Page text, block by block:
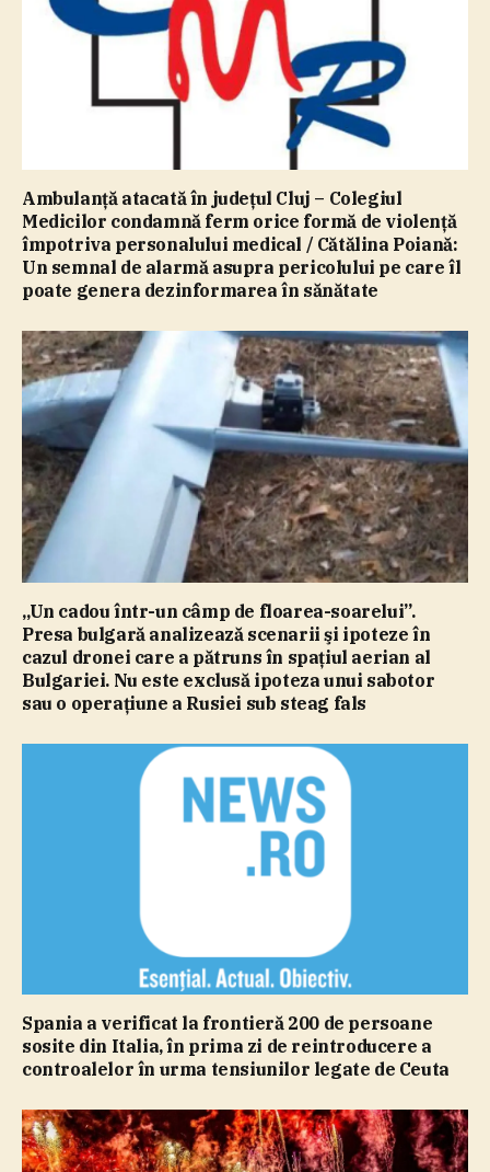
Ambulanţă atacată în judeţul Cluj – Colegiul
Medicilor condamnă ferm orice formă de violenţă
împotriva personalului medical / Cătălina Poiană:
Un semnal de alarmă asupra pericolului pe care îl
poate genera dezinformarea în sănătate
„Un cadou într-un câmp de floarea-soarelui”.
Presa bulgară analizează scenarii şi ipoteze în
cazul dronei care a pătruns în spaţiul aerian al
Bulgariei. Nu este exclusă ipoteza unui sabotor
sau o operaţiune a Rusiei sub steag fals
Spania a verificat la frontieră 200 de persoane
sosite din Italia, în prima zi de reintroducere a
controalelor în urma tensiunilor legate de Ceuta